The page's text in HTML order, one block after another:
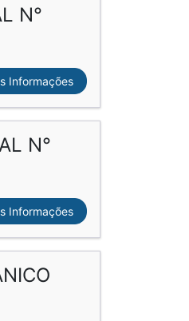
N°
Informações
N°
Informações